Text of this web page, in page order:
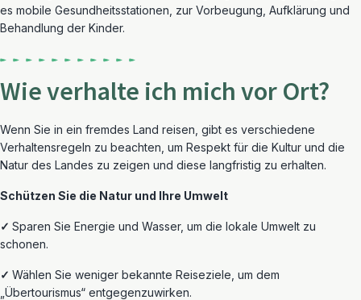
es mobile Gesundheitsstationen, zur Vorbeugung, Aufklärung und
Behandlung der Kinder.
Wie verhalte ich mich vor Ort?
Wenn Sie in ein fremdes Land reisen, gibt es verschiedene
Verhaltensregeln zu beachten, um Respekt für die Kultur und die
Natur des Landes zu zeigen und diese langfristig zu erhalten.
Schützen Sie die Natur und Ihre Umwelt
✓ Sparen Sie Energie und Wasser, um die lokale Umwelt zu
schonen.
✓ Wählen Sie weniger bekannte Reiseziele, um dem
„Übertourismus“ entgegenzuwirken.